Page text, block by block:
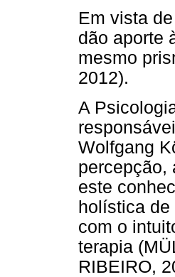
Em vista
dão aporte
mesmo
2012).
A
Wolfgang
percepção,
este
holística de
com o
terapia
RIBEIRO,